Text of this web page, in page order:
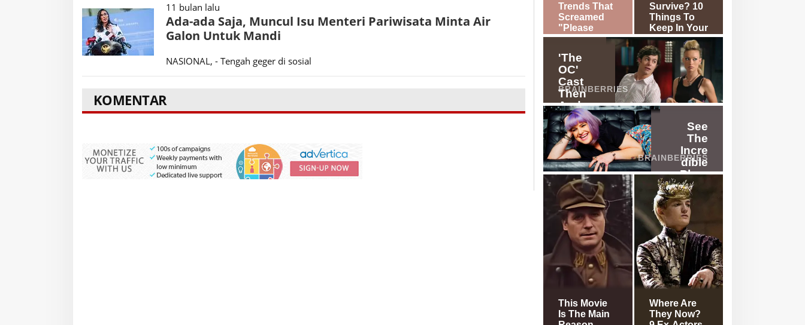
11 bulan lalu
Ada-ada Saja, Muncul Isu Menteri Pariwisata Minta Air
Galon Untuk Mandi
NASIONAL, - Tengah geger di sosial
KOMENTAR